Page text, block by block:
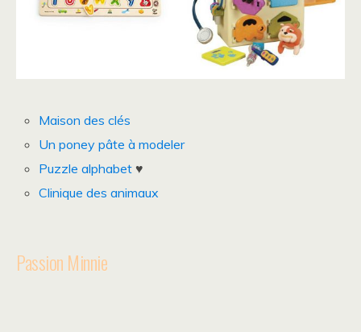
Maison des clés
Un poney pâte à modeler
Puzzle alphabet ♥
Clinique des animaux
Passion Minnie